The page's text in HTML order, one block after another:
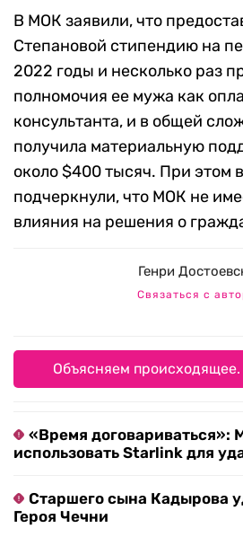
В МОК заявили, что
Степановой стипендию на
2022 годы и несколько раз
полномочия ее мужа как
консультанта, и в общей
получила материальную
около $400 тысяч. При этом
подчеркнули, что МОК не
влияния на решения о
Генри
Связаться с
Объясняем происходящее.
«Время договариваться»:
использовать Starlink для
Старшего сына Кадырова
Героя Чечни